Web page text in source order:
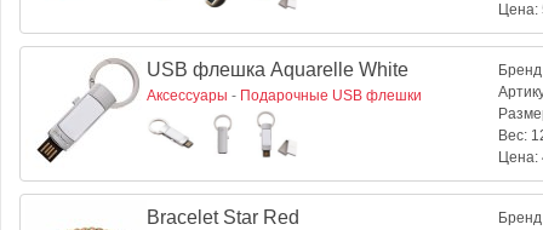
Цена:
USB флешка Aquarelle White
Аксессуары - Подарочные USB флешки
Вес:
Цена:
Bracelet Star Red